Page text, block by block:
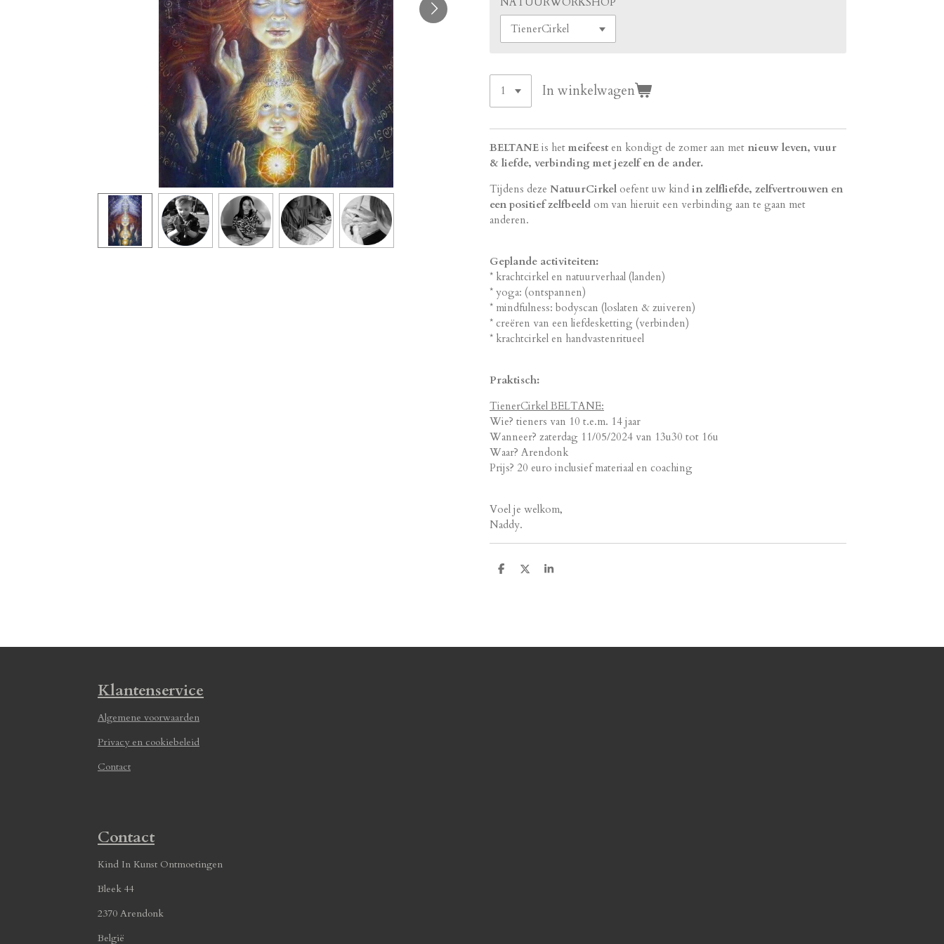
In winkelwagen
BELTANE is het meifeest en kondigt de zomer aan met nieuw leven, vuur
& liefde, verbinding met jezelf en de ander.
Tijdens deze NatuurCirkel oefent uw kind in zelfliefde, zelfvertrouwen en
een positief zelfbeeld om van hieruit een verbinding aan te gaan met
anderen.
Geplande activiteiten:
* krachtcirkel en natuurverhaal (landen)
* yoga: (ontspannen)
* mindfulness: bodyscan (loslaten & zuiveren)
* creëren van een liefdesketting (verbinden)
* krachtcirkel en handvastenritueel
Praktisch:
TienerCirkel BELTANE:
Wie? tieners van 10 t.e.m. 14 jaar
Wanneer? zaterdag 11/05/2024 van 13u30 tot 16u
Waar? Arendonk
Prijs? 20 euro inclusief materiaal en coaching
Voel je welkom,
Naddy.
D
D
S
Klantenservice
Algemene voorwaarden
Privacy en cookiebeleid
Contact
Contact
Kind In Kunst Ontmoetingen
Bleek 44
2370 Arendonk
België